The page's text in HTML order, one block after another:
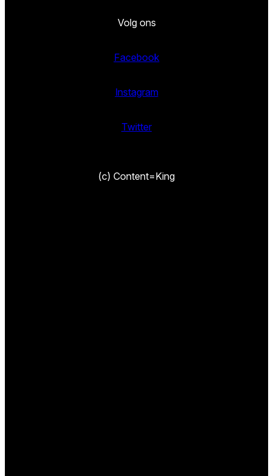
Volg ons
Facebook
Instagram
Twitter
(c) Content=King